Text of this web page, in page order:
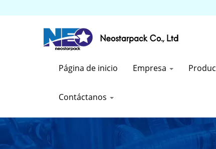
Página de inicio Empresa
Contáctanos